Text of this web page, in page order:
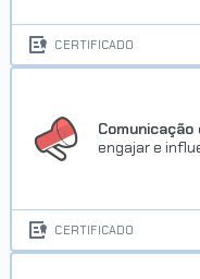
CERTIFICADO
engajar e
CERTIFICADO